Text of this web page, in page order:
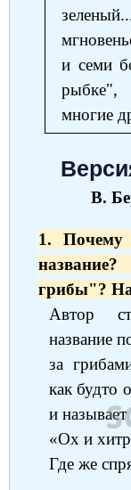
и семи
рыбке",
многие
В.
1. Почему
грибы"?
Автор
название
за
как будто
и
«Ох и
Где же